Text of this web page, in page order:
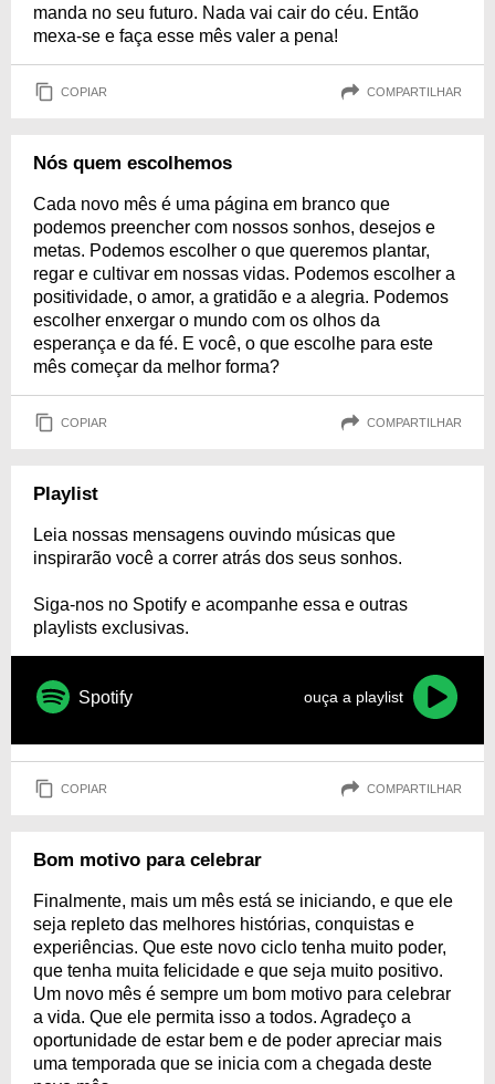
manda no seu futuro. Nada vai cair do céu. Então
mexa-se e faça esse mês valer a pena!
COPIAR COMPARTILHAR
Nós quem escolhemos
Cada novo mês é uma página em branco que
podemos preencher com nossos sonhos, desejos e
metas. Podemos escolher o que queremos plantar,
regar e cultivar em nossas vidas. Podemos escolher a
positividade, o amor, a gratidão e a alegria. Podemos
escolher enxergar o mundo com os olhos da
esperança e da fé. E você, o que escolhe para este
mês começar da melhor forma?
COPIAR COMPARTILHAR
Playlist
Leia nossas mensagens ouvindo músicas que
inspirarão você a correr atrás dos seus sonhos.
Siga-nos no Spotify e acompanhe essa e outras
playlists exclusivas.
Spotify ouça a playlist
COPIAR COMPARTILHAR
Bom motivo para celebrar
Finalmente, mais um mês está se iniciando, e que ele
seja repleto das melhores histórias, conquistas e
experiências. Que este novo ciclo tenha muito poder,
que tenha muita felicidade e que seja muito positivo.
Um novo mês é sempre um bom motivo para celebrar
a vida. Que ele permita isso a todos. Agradeço a
oportunidade de estar bem e de poder apreciar mais
uma temporada que se inicia com a chegada deste